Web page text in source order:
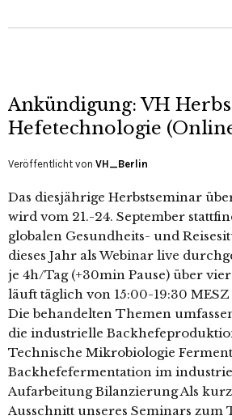
Ankündigung: VH
Hefetechnologie
Veröffentlicht von VH_Berlin
Das diesjährige Herbstseminar
wird vom 21.-24. September
globalen Gesundheits- und
dieses Jahr als Webinar live
je 4h/Tag (+30min Pause) über
läuft täglich von 15:00-19:30 MESZ
Die behandelten Themen
die industrielle
Technische Mikrobiologie
Backhefefermentation im
Aufarbeitung Bilanzierung Als
Ausschnitt unseres Seminars zum